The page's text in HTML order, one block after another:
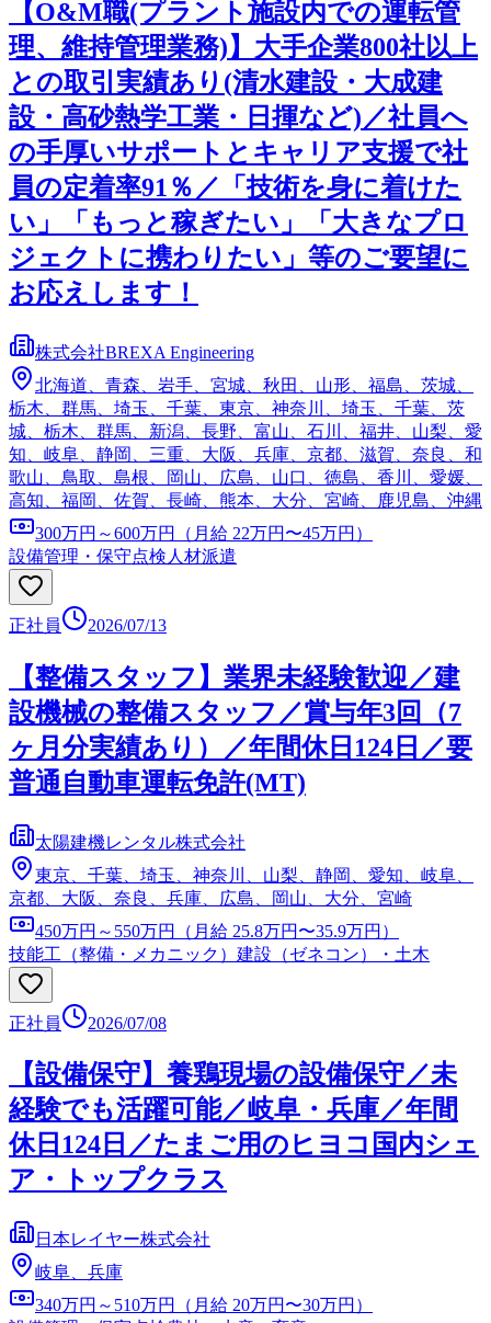
【O&M職(プラント施設内での運転管
理、維持管理業務)】大手企業800社以上
との取引実績あり(清水建設・大成建
設・高砂熱学工業・日揮など)／社員へ
の手厚いサポートとキャリア支援で社
員の定着率91％／「技術を身に着けた
い」「もっと稼ぎたい」「大きなプロ
ジェクトに携わりたい」等のご要望に
お応えします！
株式会社BREXA Engineering
北海道、青森、岩手、宮城、秋田、山形、福島、茨城、
栃木、群馬、埼玉、千葉、東京、神奈川、埼玉、千葉、茨
城、栃木、群馬、新潟、長野、富山、石川、福井、山梨、愛
知、岐阜、静岡、三重、大阪、兵庫、京都、滋賀、奈良、和
歌山、鳥取、島根、岡山、広島、山口、徳島、香川、愛媛、
高知、福岡、佐賀、長崎、熊本、大分、宮崎、鹿児島、沖縄
300万円～600万円（月給 22万円〜45万円）
設備管理・保守点検 人材派遣
正社員 2026/07/13
【整備スタッフ】業界未経験歓迎／建
設機械の整備スタッフ／賞与年3回（7
ヶ月分実績あり）／年間休日124日／要
普通自動車運転免許(MT)
太陽建機レンタル株式会社
東京、千葉、埼玉、神奈川、山梨、静岡、愛知、岐阜、
京都、大阪、奈良、兵庫、広島、岡山、大分、宮崎
450万円～550万円（月給 25.8万円〜35.9万円）
技能工（整備・メカニック） 建設（ゼネコン）・土木
正社員 2026/07/08
【設備保守】養鶏現場の設備保守／未
経験でも活躍可能／岐阜・兵庫／年間
休日124日／たまご用のヒヨコ国内シェ
ア・トップクラス
日本レイヤー株式会社
岐阜、兵庫
340万円～510万円（月給 20万円〜30万円）